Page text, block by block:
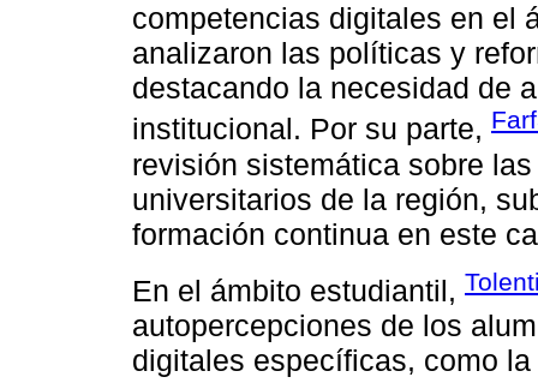
competencias digitales en el
analizaron las políticas y
destacando la necesidad de
institucional. Por su parte,
revisión sistemática sobre
universitarios de la región,
formación continua en este
En el ámbito estudiantil,
autopercepciones de los
digitales específicas, como